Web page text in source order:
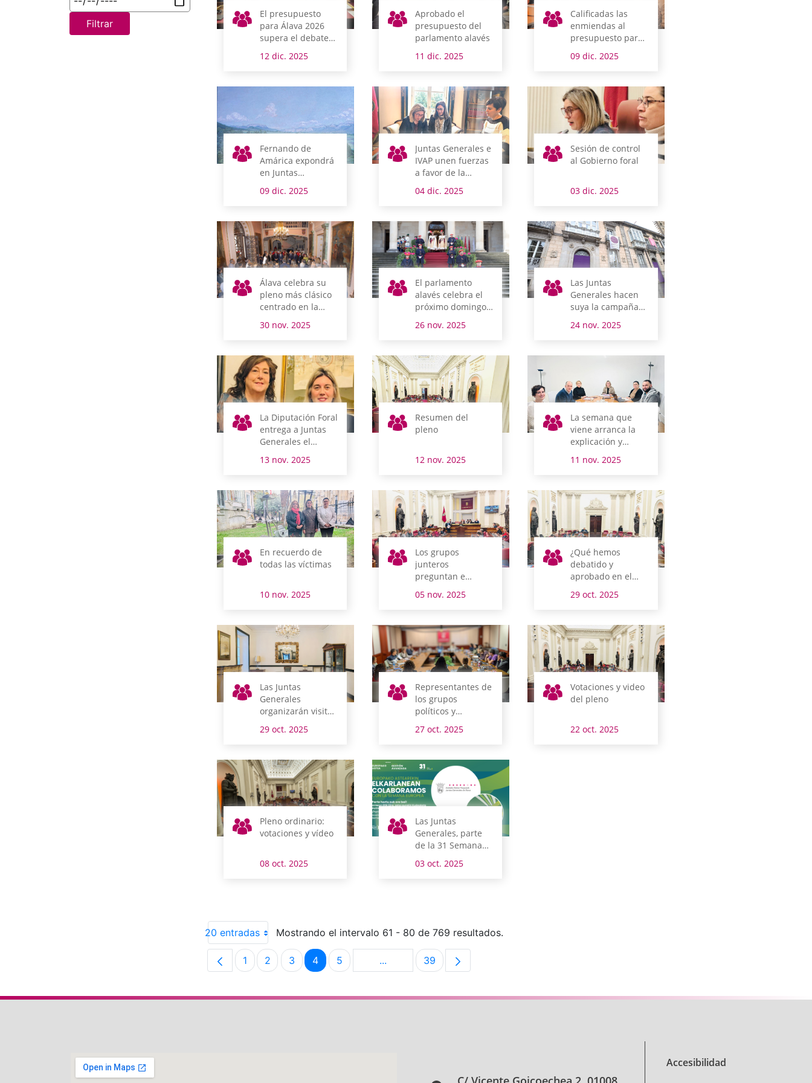
Filtrar
El presupuesto
para Álava 2026
supera el debate
prosigue su
12 dic. 2025
Aprobado el
presupuesto del
parlamento alavés
11 dic. 2025
Calificadas las
enmiendas al
presupuesto para
09 dic. 2025
Fernando de
Amárica expondrá
en Juntas
09 dic. 2025
Juntas Generales e
IVAP unen fuerzas
a favor de la
lingüística en el
04 dic. 2025
Sesión de control
al Gobierno foral
03 dic. 2025
Álava celebra su
pleno más clásico
centrado en la
segregación
en Vitoria-Gasteiz
como capital de
Euskadi
30 nov. 2025
El parlamento
alavés celebra el
próximo domingo
tradicional de
26 nov. 2025
Las Juntas
Generales hacen
suya la campaña
25N e interpelan a
alavesa para
que sostiene la
violencia machista
24 nov. 2025
La Diputación Foral
entrega a Juntas
Generales el
presupuestario
13 nov. 2025
Resumen del
pleno
12 nov. 2025
La semana que
viene arranca la
explicación y
Presupuesto para
Generales
11 nov. 2025
En recuerdo de
todas las víctimas
10 nov. 2025
Los grupos
junteros
preguntan e
Gobierno foral
05 nov. 2025
¿Qué hemos
debatido y
aprobado en el
29 oct. 2025
Las Juntas
Generales
organizarán visitas
ciudadanía
año
29 oct. 2025
Representantes de
los grupos
políticos y
Generales se
comunicación
institucional y
política inclusiva
27 oct. 2025
Votaciones y video
del pleno
22 oct. 2025
Pleno ordinario:
votaciones y vídeo
08 oct. 2025
Las Juntas
Generales, parte
de la 31 Semana
Gestión Avanzada
03 oct. 2025
20 entradas Mostrando el intervalo 61 - 80 de 769 resultados.
Página
1 Página
2 Página
3 Página
4 Página
5 ...Páginas intermedias Use TAB para desplazarse.
Página
39
Accesibilidad